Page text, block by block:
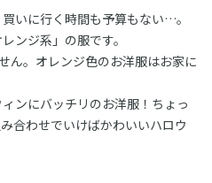
いに行く時間も予算もない…。
ンジ系」の服です。
ん。オレンジ色のお洋服はお家に
ンにバッチリのお洋服！ちょっ
合わせでいけばかわいいハロウ